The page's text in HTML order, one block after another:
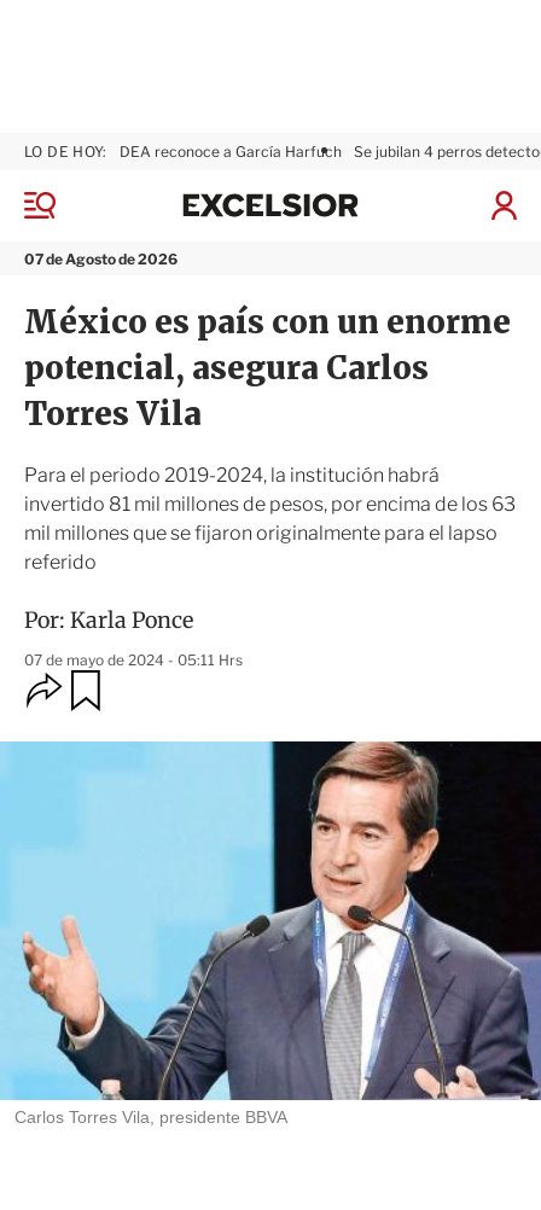
M
n
07 de Agosto de 2026
LO DE HOY: DEA reconoce a García Harfuch Se jubilan 4 perros
I
a
x
i
r
México es país con un enorme
potencial, asegura Carlos
Torres Vila
Para el periodo 2019-2024, la institución habrá
invertido 81 mil millones de pesos, por encima de los 63
mil millones que se fijaron originalmente para el lapso
referido
Por: Karla Ponce
07 de mayo de 2024 - 05:11 Hrs
O
p
i
c
o
m
a
r
t
i
r
Carlos Torres Vila, presidente BBVA